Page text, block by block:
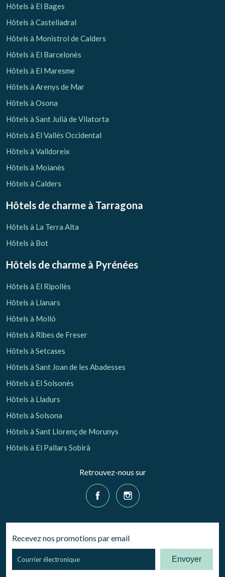
Hôtels à El Bages
Hôtels à Castelladral
Hôtels à Monistrol de Calders
Hôtels à El Barcelonès
Hôtels à El Maresme
Hôtels à Arenys de Mar
Hôtels à Osona
Hôtels à Sant Julià de Vilatorta
Hôtels à El Vallés Occidental
Hôtels à Valldoreix
Hôtels à Moianès
Hôtels à Calders
Hôtels de charme à Tarragona
Hôtels à La Terra Alta
Hôtels à Bot
Hôtels de charme à Pyrénées
Hôtels à El Ripollès
Hôtels à Llanars
Hôtels à Molló
Hôtels à Ribes de Freser
Hôtels à Setcases
Hôtels à Sant Joan de les Abadesses
Hôtels à El Solsonès
Hôtels à Lladurs
Hôtels à Solsona
Hôtels à Sant Llorenç de Morunys
Hôtels à El Pallars Sobirà
Retrouvez-nous sur
Recevez nos promotions par email
Envoyer